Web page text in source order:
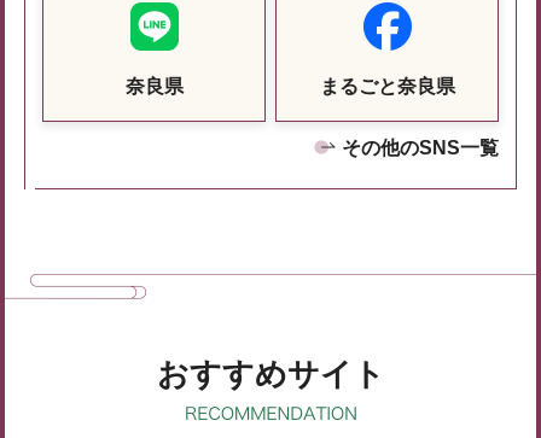
奈良県 まるごと奈良県
その他のSNS一覧
おすすめサイト